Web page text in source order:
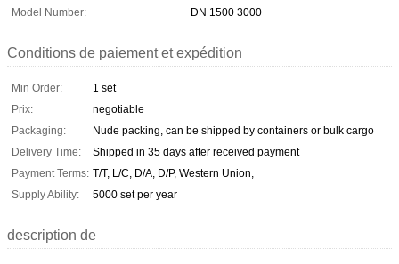
Model Number:
DN 1500 3000
Conditions de paiement et expédition
Min Order:
1 set
Prix:
negotiable
Packaging:
Nude packing, can be shipped by containers or bulk cargo
Delivery Time:
Shipped in 35 days after received payment
Payment Terms: T/T, L/C, D/A, D/P, Western Union,
Supply Ability:
5000 set per year
description de